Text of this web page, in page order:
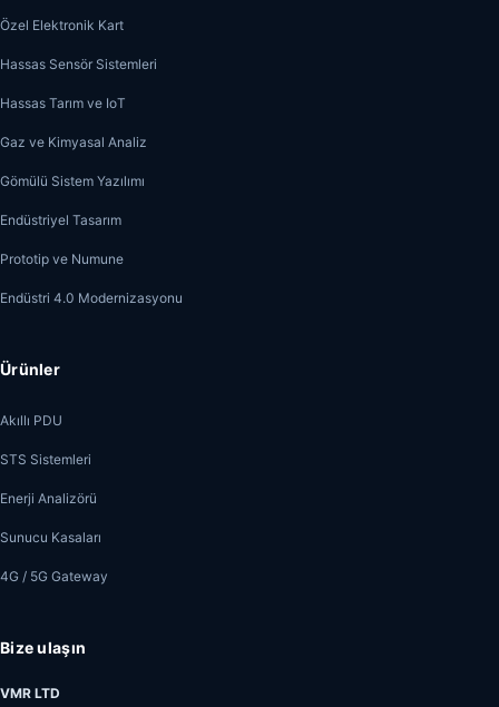
Özel Elektronik Kart
Hassas Sensör Sistemleri
Hassas Tarım ve IoT
Gaz ve Kimyasal Analiz
Gömülü Sistem Yazılımı
Endüstriyel Tasarım
Prototip ve Numune
Endüstri 4.0 Modernizasyonu
Ürünler
Akıllı PDU
STS Sistemleri
Enerji Analizörü
Sunucu Kasaları
4G / 5G Gateway
Bize ulaşın
VMR LTD